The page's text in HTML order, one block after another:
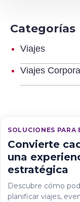
Categorías
Viajes
Viajes
SOLUCIONES PARA
Convierte
una
estratégica
Descubre cómo
planificar viajes,